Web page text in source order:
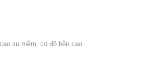
su mềm, có độ bền cao.